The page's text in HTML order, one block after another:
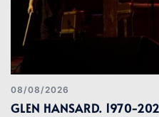
08/08/2026
GLEN HANSARD. 1970-